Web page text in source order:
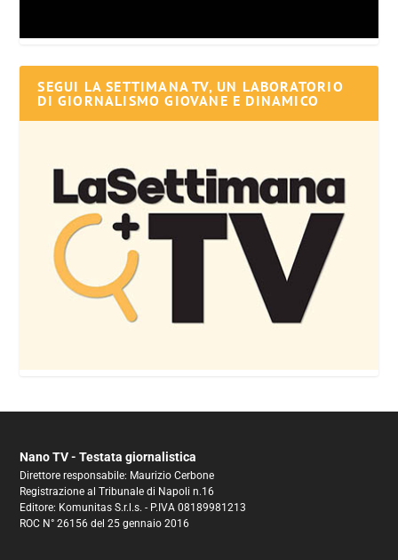
SEGUI LA SETTIMANA TV, UN LABORATORIO
DI GIORNALISMO GIOVANE E DINAMICO
Nano TV - Testata giornalistica
Direttore responsabile: Maurizio Cerbone
Registrazione al Tribunale di Napoli n.16
Editore: Komunitas S.r.l.s. - P.IVA 08189981213
ROC N° 26156 del 25 gennaio 2016